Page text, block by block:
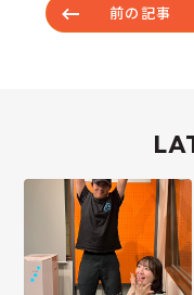
前の記事